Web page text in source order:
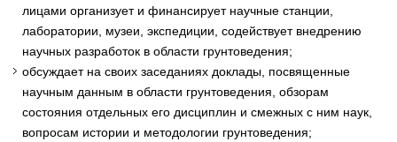
лицами организует и финансирует научные станции,
лаборатории, музеи, экспедиции, содействует внедрению
научных разработок в области грунтоведения;
обсуждает на своих заседаниях доклады, посвященные
научным данным в области грунтоведения, обзорам
состояния отдельных его дисциплин и смежных с ним наук,
вопросам истории и методологии грунтоведения;